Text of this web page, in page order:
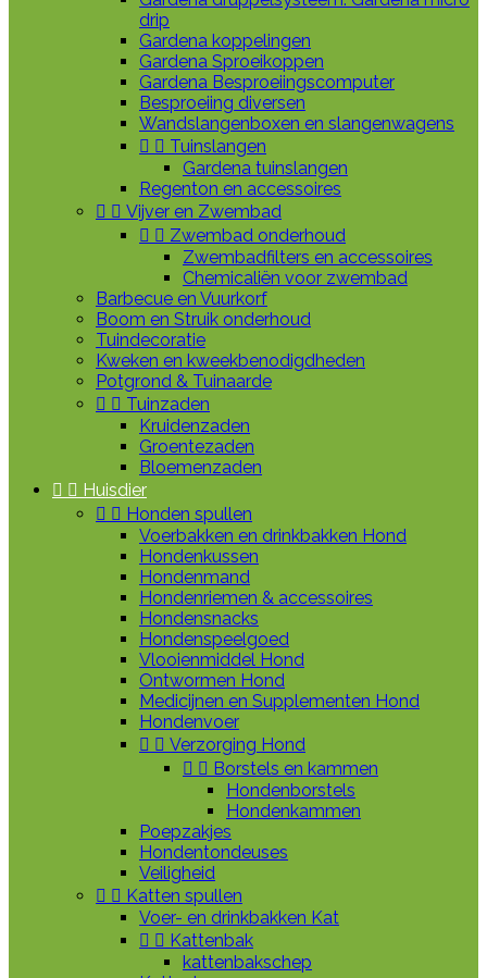
drip
Gardena koppelingen
Gardena Sproeikoppen
Gardena Besproeiingscomputer
Besproeiing diversen
Wandslangenboxen en slangenwagens
  Tuinslangen
Gardena tuinslangen
Regenton en accessoires
  Vijver en Zwembad
  Zwembad onderhoud
Zwembadfilters en accessoires
Chemicaliën voor zwembad
Barbecue en Vuurkorf
Boom en Struik onderhoud
Tuindecoratie
Kweken en kweekbenodigdheden
Potgrond & Tuinaarde
  Tuinzaden
Kruidenzaden
Groentezaden
Bloemenzaden
  Huisdier
  Honden spullen
Voerbakken en drinkbakken Hond
Hondenkussen
Hondenmand
Hondenriemen & accessoires
Hondensnacks
Hondenspeelgoed
Vlooienmiddel Hond
Ontwormen Hond
Medicijnen en Supplementen Hond
Hondenvoer
  Verzorging Hond
  Borstels en kammen
Hondenborstels
Hondenkammen
Poepzakjes
Hondentondeuses
Veiligheid
  Katten spullen
Voer- en drinkbakken Kat
  Kattenbak
kattenbakschep